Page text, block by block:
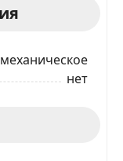
механическое
нет